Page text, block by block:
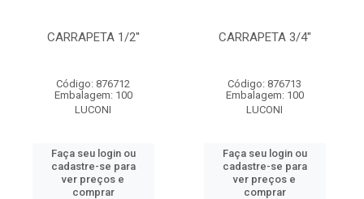
CARRAPETA 1/2''
Código: 876712
Embalagem: 100
LUCONI
Faça seu login ou
cadastre-se para
ver preços e
comprar
CARRAPETA 3/4''
Código: 876713
Embalagem: 100
LUCONI
Faça seu login ou
cadastre-se para
ver preços e
comprar